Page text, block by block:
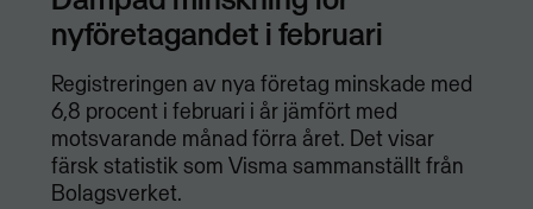
nyföretagandet i februari
Registreringen av nya företag minskade med
6,8 procent i februari i år jämfört med
motsvarande månad förra året. Det visar
färsk statistik som Visma sammanställt från
Bolagsverket.